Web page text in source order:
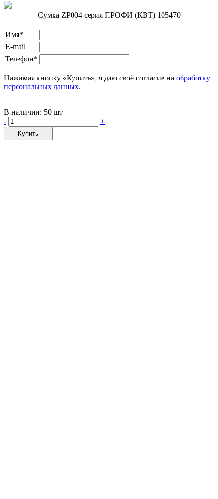
Сумка ZP004 серия ПРОФИ (КВТ) 105470
Имя*
E-mail
Телефон*
Нажимая кнопку «Купить», я даю своё согласие на обработку
персональных данных.
В наличии: 50 шт
-
+
Купить